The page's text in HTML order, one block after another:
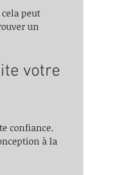
peut
un
votre
confiance.
à la